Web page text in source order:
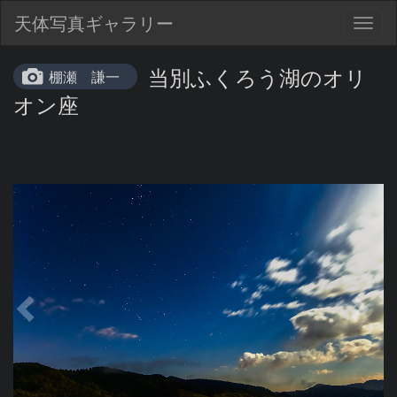
天体写真ギャラリー
棚瀬 謙一
当別ふくろう湖のオリ
オン座